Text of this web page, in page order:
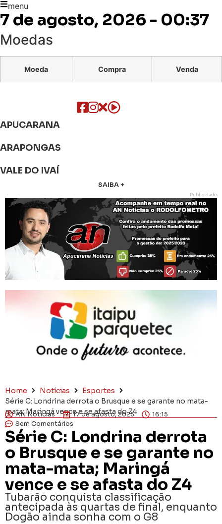
menu
7 de agosto, 2026 - 00:37
Moedas
Moeda Compra Venda
APUCARANA
ARAPONGAS
VALE DO IVAÍ
SAIBA +
Publicidade
Home Notícias
Esportes
Série C: Londrina derrota o Brusque e se garante no mata-
mata; Maringá vence e se afasta do Z4
AN Notícias 17 de agosto, 2025
16:15
Sem Comentários
Série C: Londrina derrota
o Brusque e se garante no
mata-mata; Maringá
vence e se afasta do Z4
Tubarão conquista classificação
antecipada às quartas de final, enquanto
Dogão ainda sonha com o G8